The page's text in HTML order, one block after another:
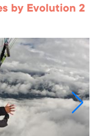
by Evolution 2